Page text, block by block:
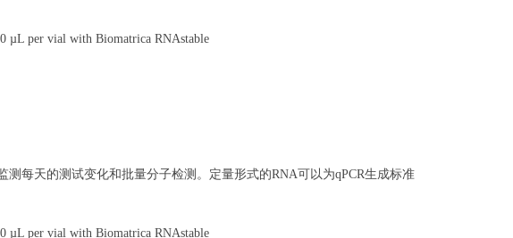
µL per vial with Biomatrica RNAstable
测每天的测试变化和批量分子检测。定量形式的RNA可以为qPCR生成标准
µL per vial with Biomatrica RNAstable